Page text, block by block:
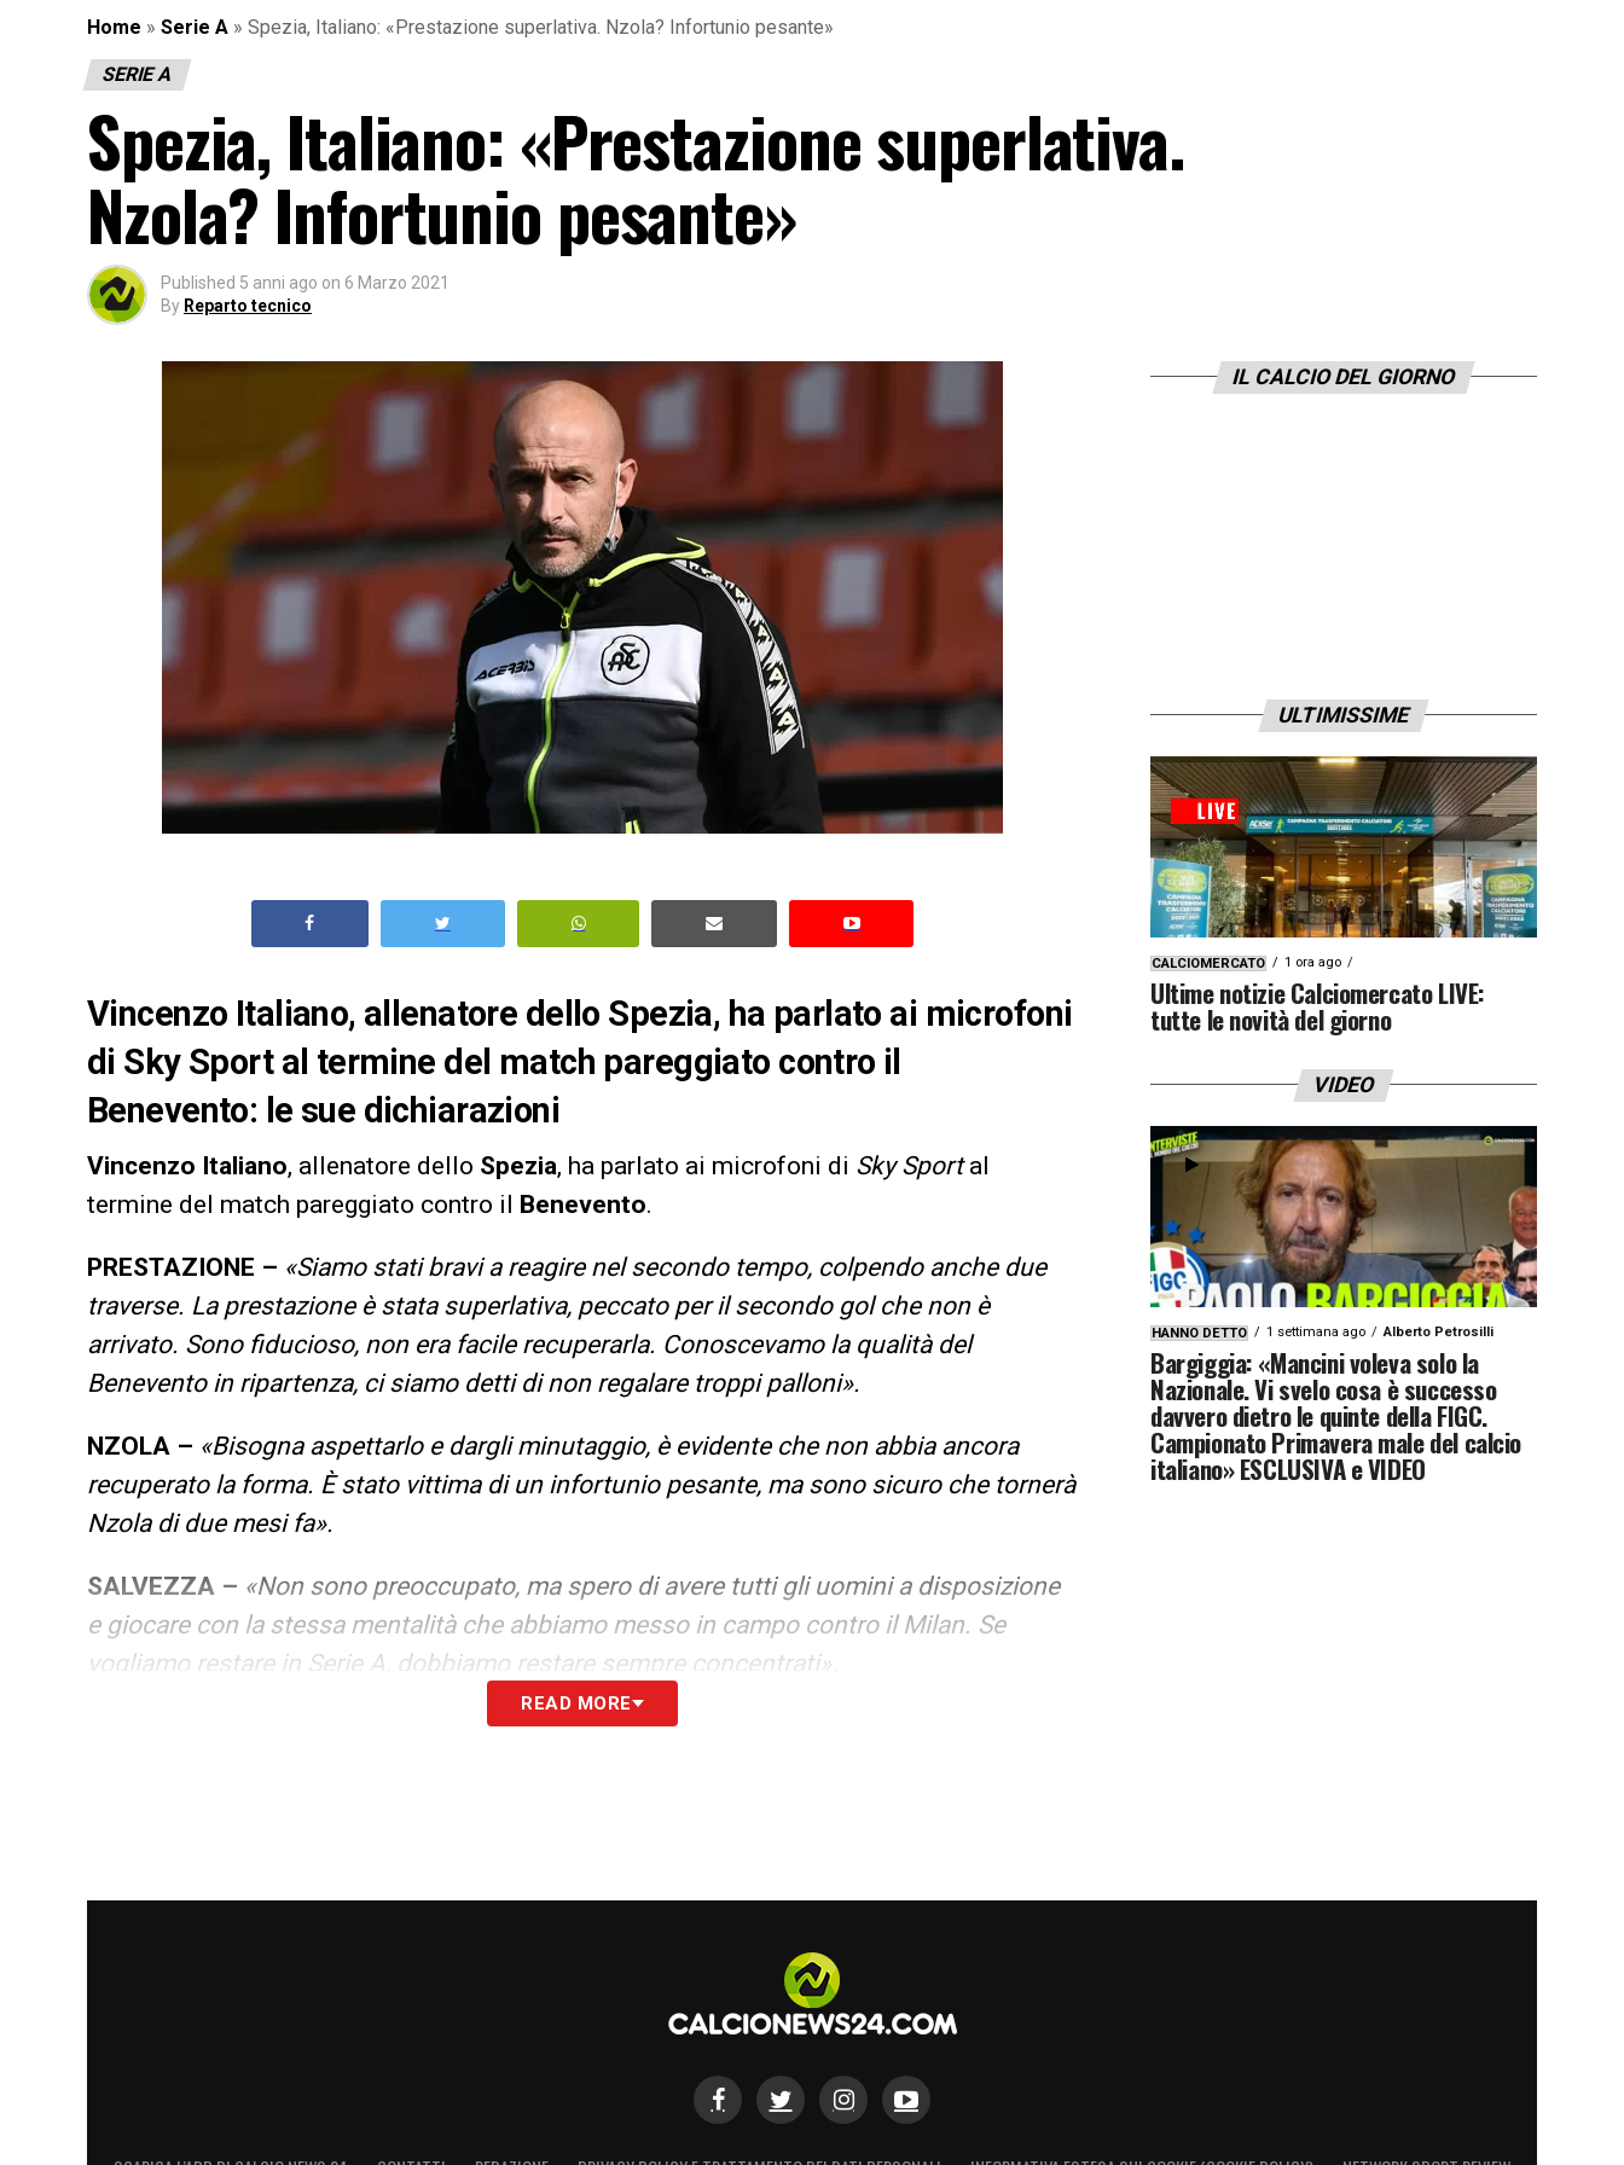
Home » Serie A » Spezia, Italiano: «Prestazione superlativa. Nzola? Infortunio pesante»
SERIE A
Spezia, Italiano: «Prestazione superlativa.
Nzola? Infortunio pesante»
Published 5 anni ago on 6 Marzo 2021
By Reparto tecnico
Vincenzo Italiano, allenatore dello Spezia, ha parlato ai microfoni
di Sky Sport al termine del match pareggiato contro il
Benevento: le sue dichiarazioni
Vincenzo Italiano, allenatore dello Spezia, ha parlato ai microfoni di Sky Sportal
termine del match pareggiato contro il Benevento.
PRESTAZIONE – «Siamo stati bravi a reagire nel secondo tempo, colpendo anche due
traverse. La prestazione è stata superlativa, peccato per il secondo gol che non è
arrivato. Sono fiducioso, non era facile recuperarla. Conoscevamo la qualità del
Benevento in ripartenza, ci siamo detti di non regalare troppi palloni».
NZOLA – «Bisogna aspettarlo e dargli minutaggio, è evidente che non abbia ancora
recuperato la forma. È stato vittima di un infortunio pesante, ma sono sicuro che tornerà
Nzola di due mesi fa».
SALVEZZA – «Non sono preoccupato, ma spero di avere tutti gli uomini a disposizione
e giocare con la stessa mentalità che abbiamo messo in campo contro il Milan. Se
vogliamo restare in Serie A, dobbiamo restare sempre concentrati».
READ MORE
IL CALCIO DEL GIORNO
ULTIMISSIME
CALCIOMERCATO 1 ora ago
Ultime notizie Calciomercato LIVE:
tutte le novità del giorno
VIDEO
HANNO DETTO 1 settimana ago Alberto Petrosilli
Bargiggia: «Mancini voleva solo la
Nazionale. Vi svelo cosa è successo
davvero dietro le quinte della FIGC.
Campionato Primavera male del calcio
italiano» ESCLUSIVA e VIDEO